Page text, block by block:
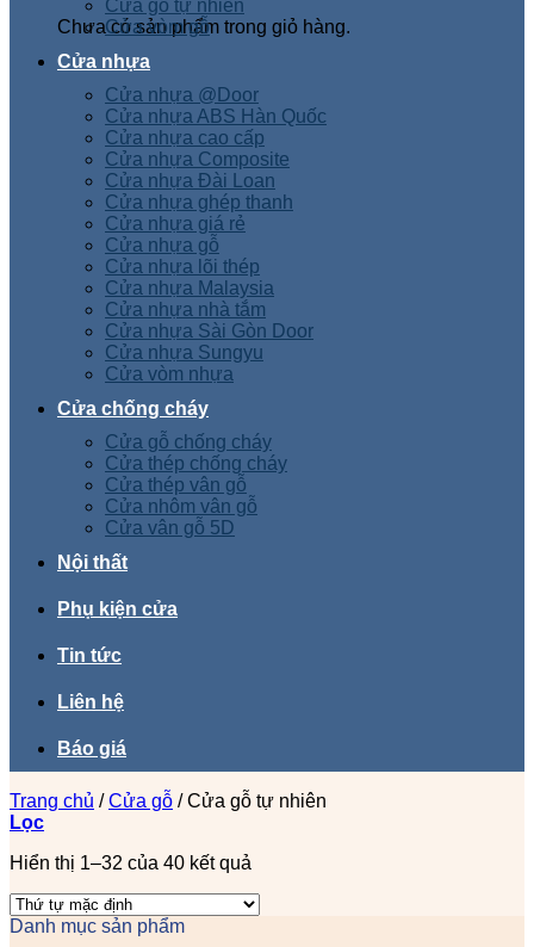
Chưa có sản phẩm trong giỏ hàng.
Cửa gỗ tự nhiên
Cửa vòm gỗ
Cửa nhựa
Cửa nhựa @Door
Cửa nhựa ABS Hàn Quốc
Cửa nhựa cao cấp
Cửa nhựa Composite
Cửa nhựa Đài Loan
Cửa nhựa ghép thanh
Cửa nhựa giá rẻ
Cửa nhựa gỗ
Cửa nhựa lõi thép
Cửa nhựa Malaysia
Cửa nhựa nhà tắm
Cửa nhựa Sài Gòn Door
Cửa nhựa Sungyu
Cửa vòm nhựa
Cửa chống cháy
Cửa gỗ chống cháy
Cửa thép chống cháy
Cửa thép vân gỗ
Cửa nhôm vân gỗ
Cửa vân gỗ 5D
Nội thất
Phụ kiện cửa
Tin tức
Liên hệ
Báo giá
Trang chủ / Cửa gỗ /Cửa gỗ tự nhiên
Lọc
Hiển thị 1–32 của 40 kết quả
Danh mục sản phẩm